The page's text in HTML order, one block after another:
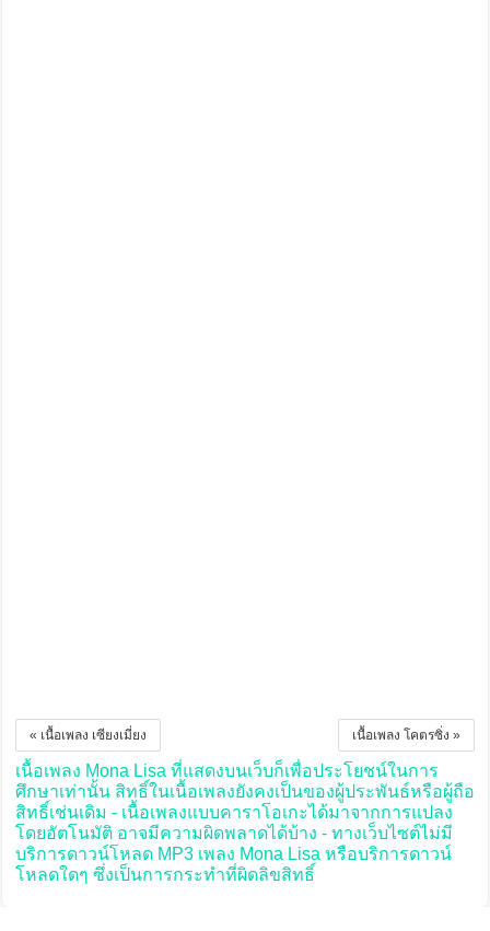
เนื้อเพลง โคตรซิ่ง »
« เนื้อเพลง เซียงเมี่ยง
เนื้อเพลง Mona Lisa ที่แสดงบนเว็บก็เพื่อประโยชน์ในการ
ศึกษาเท่านั้น สิทธิ์ในเนื้อเพลงยังคงเป็นของผู้ประพันธ์หรือผู้ถือ
สิทธิ์เช่นเดิม - เนื้อเพลงแบบคาราโอเกะได้มาจากการแปลง
โดยอัตโนมัติ อาจมีความผิดพลาดได้บ้าง - ทางเว็บไซต์ไม่มี
บริการดาวน์โหลด MP3 เพลง Mona Lisa หรือบริการดาวน์
โหลดใดๆ ซึ่งเป็นการกระทำที่ผิดลิขสิทธิ์